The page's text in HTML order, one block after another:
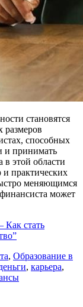
становятся
размеров
способных
и принимать
этой области
и практических
меняющимся
может
Как стать
, Образование в
, карьера,